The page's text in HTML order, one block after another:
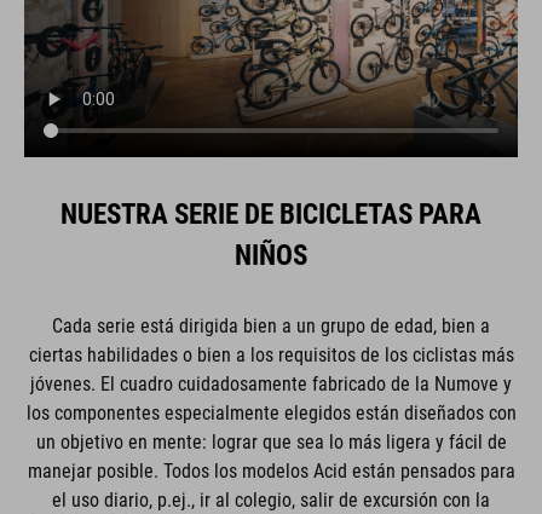
NUESTRA SERIE DE BICICLETAS PARA
NIÑOS
Cada serie está dirigida bien a un grupo de edad, bien a
ciertas habilidades o bien a los requisitos de los ciclistas más
jóvenes. El cuadro cuidadosamente fabricado de la Numove y
los componentes especialmente elegidos están diseñados con
un objetivo en mente: lograr que sea lo más ligera y fácil de
manejar posible. Todos los modelos Acid están pensados para
el uso diario, p.ej., ir al colegio, salir de excursión con la